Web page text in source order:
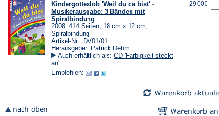
Kindergotteslob 'Weil du da bist' -
Musikerausgabe: 3 Bänden mit
Spiralbindung
2008, 414 Seiten, 18 cm x 12 cm,
Spiralbindung
Artikel-Nr.: DV01/01
Herausgeber: Patrick Dehm
Auch erhältlich als: CD 'Farbigkeit steckt
an'
Empfehlen:
29,00€